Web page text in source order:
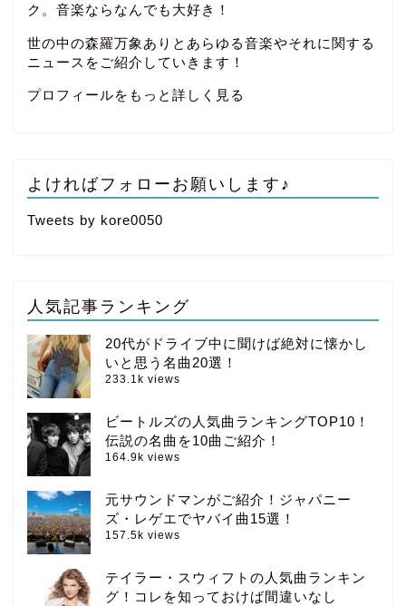
ク。音楽ならなんでも大好き！
世の中の森羅万象ありとあらゆる音楽やそれに関する
ニュースをご紹介していきます！
プロフィールをもっと詳しく見る
よければフォローお願いします♪
Tweets by kore0050
人気記事ランキング
20代がドライブ中に聞けば絶対に懐かし
いと思う名曲20選！
233.1k views
ビートルズの人気曲ランキングTOP10！
伝説の名曲を10曲ご紹介！
164.9k views
元サウンドマンがご紹介！ジャパニー
ズ・レゲエでヤバイ曲15選！
157.5k views
テイラー・スウィフトの人気曲ランキン
グ！コレを知っておけば間違いなし